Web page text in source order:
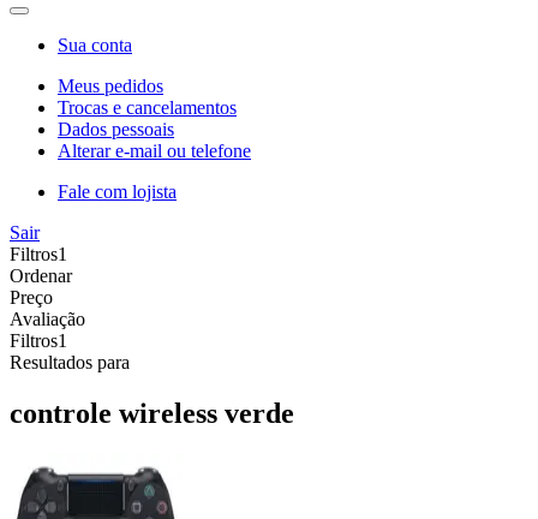
Sua conta
Meus pedidos
Trocas e cancelamentos
Dados pessoais
Alterar e-mail ou telefone
Fale com lojista
Sair
Filtros1
Ordenar
Preço
Avaliação
Filtros1
Resultados para
controle wireless verde